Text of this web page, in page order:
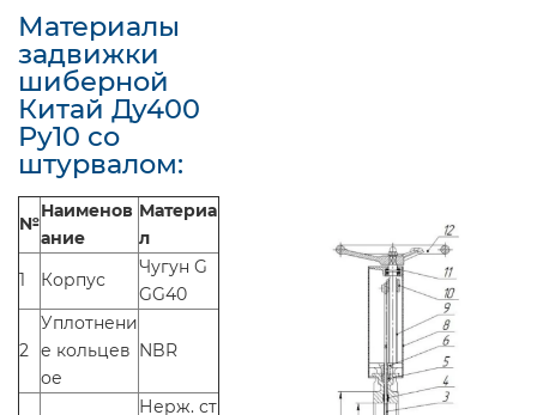
Материалы
задвижки
шиберной
Китай Ду400
Ру10 со
штурвалом:
№
Наименов
ание
Материа
л
1
Корпус
Чугун G
GG40
2
Уплотнени
е кольцев
ое
NBR
Нерж. ст